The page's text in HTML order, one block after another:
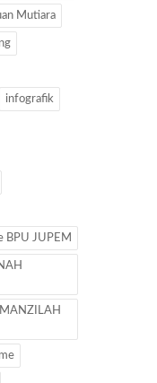
Mutiara
infografik
BPU JUPEM